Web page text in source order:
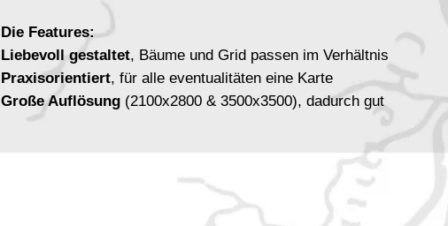
Die Features:
Liebevoll gestaltet, Bäume und Grid passen im Verhältnis
Praxisorientiert, für alle eventualitäten eine Karte
Große Auflösung (2100x2800 & 3500x3500), dadurch gut
um euer Datenvolumen in den VTTs
(Virtuellen Spieltische) zu schonen.